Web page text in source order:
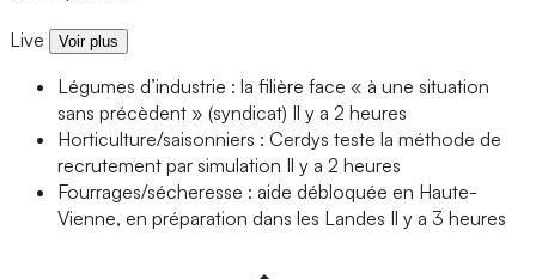
Live Voir plus
Légumes d’industrie : la filière face « à une situation
sans précèdent » (syndicat) Il y a 2 heures
Horticulture/saisonniers : Cerdys teste la méthode de
recrutement par simulation Il y a 2 heures
Fourrages/sécheresse : aide débloquée en Haute-
Vienne, en préparation dans les Landes Il y a 3 heures